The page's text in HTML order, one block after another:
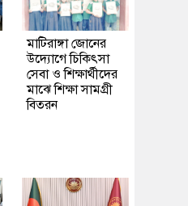
মাটিরাঙ্গা জোনের
উদ্যোগে চিকিৎসা
সেবা ও শিক্ষার্থীদের
মাঝে শিক্ষা সামগ্রী
বিতরন